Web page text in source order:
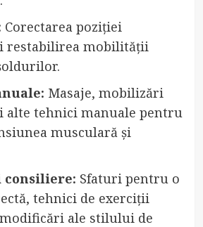
Corectarea poziției
restabilirea mobilității
Masaje, mobilizări
alte tehnici manuale pentru
musculară și
consiliere: Sfaturi pentru o
tehnici de exerciții
ale stilului de